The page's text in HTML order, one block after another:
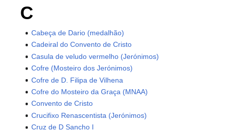
C
Cabeça de Dario (medalhão)
Cadeiral do Convento de Cristo
Casula de veludo vermelho (Jerónimos)
Cofre (Mosteiro dos Jerónimos)
Cofre de D. Filipa de Vilhena
Cofre do Mosteiro da Graça (MNAA)
Convento de Cristo
Crucifixo Renascentista (Jerónimos)
Cruz de D Sancho I